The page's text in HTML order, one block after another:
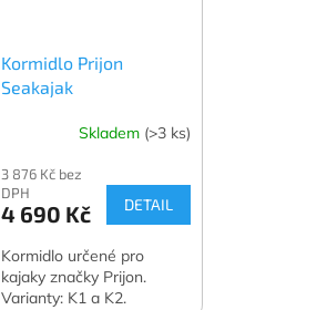
Kormidlo Prijon
Seakajak
Skladem (>3 ks)
3 876 Kč bez
DPH
4 690 Kč DETAIL
Kormidlo určené pro
kajaky značky Prijon.
Varianty: K1 a K2.